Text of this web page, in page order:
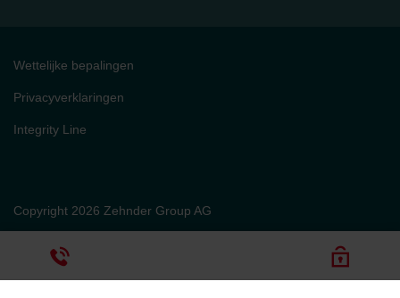
Copyright 2026 Zehnder Group AG
Wettelijke bepalingen
Privacyverklaringen
Integrity Line